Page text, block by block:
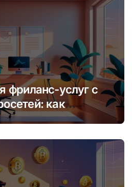
фриланс-услуг с
как
и сократить